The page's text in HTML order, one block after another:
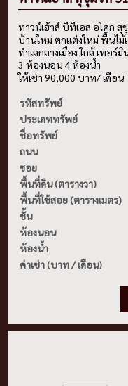
ทาวน์เฮ้าส์ บีทีเอส อโศก สุ
บ้านใหม่ ตกแต่งใหม่ พื้นไม้
ทำเลกลางเมือง ใกล้ เทอร์
3 ห้องนอน 4 ห้องน้ำ
ให้เช่า 90,000 บาท/ เดือน
รหัสทรัพย์
ประเภททรัพย์
ชื่อทรัพย์
ถนน
ซอย
พื้นที่ดิน (ตารางวา)
พื้นที่ใช้สอย (ตารางเมตร)
ชั้น
ห้องนอน
ห้องน้ำ
ค่าเช่า (บาท / เดือน)